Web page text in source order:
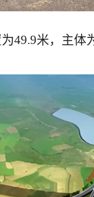
49.9米，主